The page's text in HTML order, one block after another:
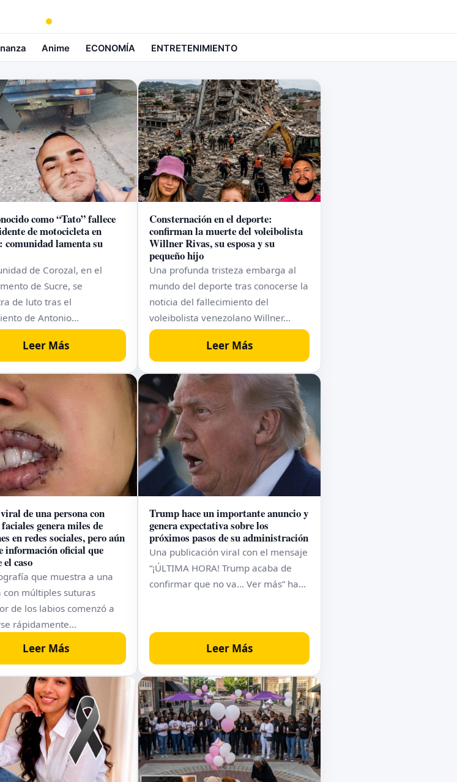
Anime ECONOMÍA ENTRETENIMIENTO
como “Tato” fallece
de motocicleta en
comunidad lamenta su
de Corozal, en el
de Sucre, se
de luto tras el
de Antonio…
Leer Más
Consternación en el deporte:
confirman la muerte del voleibolista
Willner Rivas, su esposa y su
pequeño hijo
Una profunda tristeza embarga al
mundo del deporte tras conocerse la
noticia del fallecimiento del
voleibolista venezolano Willner…
Leer Más
de una persona con
genera miles de
en redes sociales, pero aún
información oficial que
caso
que muestra a una
con múltiples suturas
de los labios comenzó a
rápidamente…
Leer Más
Trump hace un importante anuncio y
genera expectativa sobre los
próximos pasos de su administración
Una publicación viral con el mensaje
“¡ÚLTIMA HORA! Trump acaba de
confirmar que no va… Ver más” ha…
Leer Más